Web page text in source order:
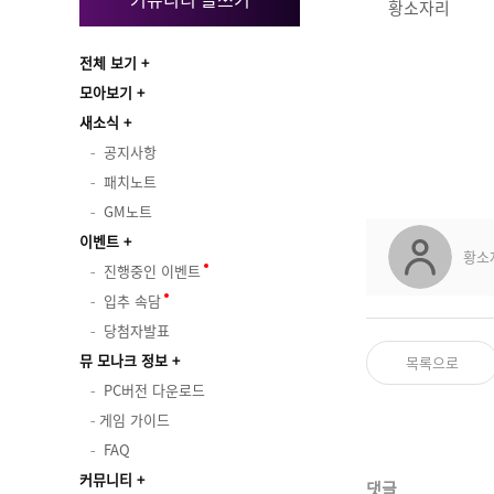
전체 보기
모아보기
새소식
공지사항
패치노트
GM노트
이벤트
진행중인 이벤트
입추 속담
당첨자발표
뮤 모나크 정보
PC버전 다운로드
게임 가이드
FAQ
커뮤니티
황소자리
황소
목록으로
댓글